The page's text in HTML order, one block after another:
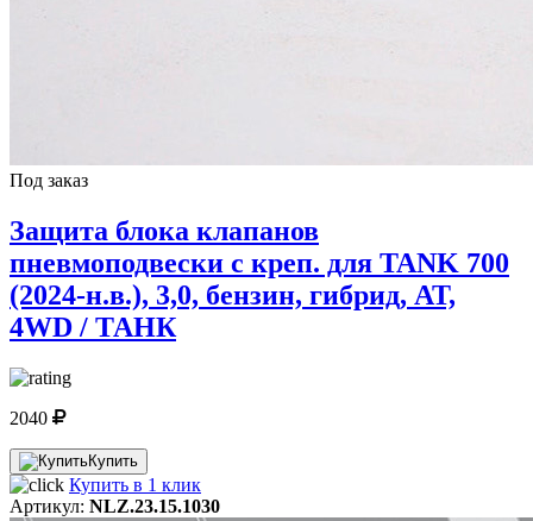
Под заказ
Защита блока клапанов
пневмоподвески с креп. для TANK 700
(2024-н.в.), 3,0, бензин, гибрид, AT,
4WD / ТАНК
2040
Купить
Купить в 1 клик
Артикул: NLZ.23.15.1030